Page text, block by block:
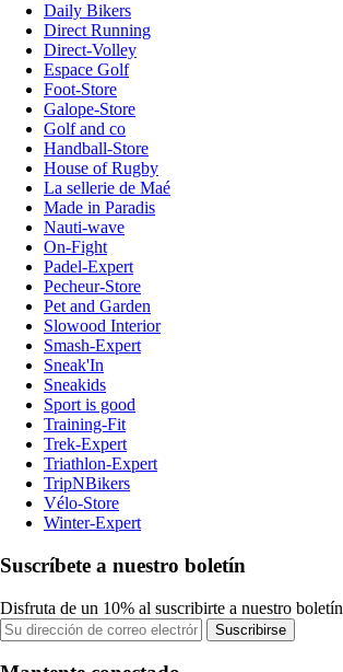
Daily Bikers
Direct Running
Direct-Volley
Espace Golf
Foot-Store
Galope-Store
Golf and co
Handball-Store
House of Rugby
La sellerie de Maé
Made in Paradis
Nauti-wave
On-Fight
Padel-Expert
Pecheur-Store
Pet and Garden
Slowood Interior
Smash-Expert
Sneak'In
Sneakids
Sport is good
Training-Fit
Trek-Expert
Triathlon-Expert
TripNBikers
Vélo-Store
Winter-Expert
Suscríbete a nuestro boletín
Disfruta de un 10% al suscribirte a nuestro boletín
Suscribirse